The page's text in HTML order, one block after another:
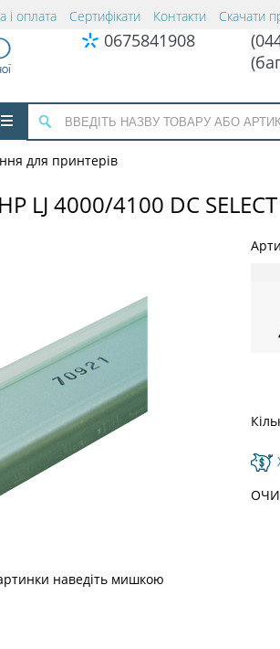
і оплата Сертифікати Контакти Скачати
0675841908
для принтерів
4000/4100 DC SELECT
наведіть мишкою